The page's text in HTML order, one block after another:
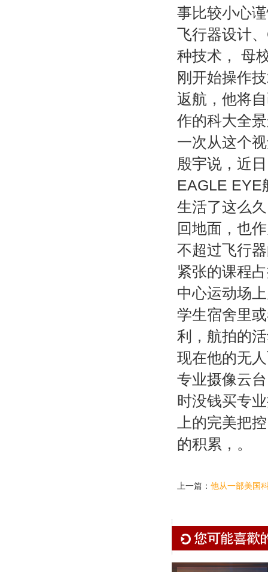
事比较小心
飞行器设计
种技术， 母
刚开始操作
返航，他将
作的科大全
一次从这个
殷宇说，近
EAGLE EYE
生活了这么
回地面，也
不超过飞行
紧张的课程
中心运动场
学生宿舍里
利，航拍的
现在他的无
专业摄像云
时没钱买专
上的完美把
的积累，。
上一篇： 他从一部美国